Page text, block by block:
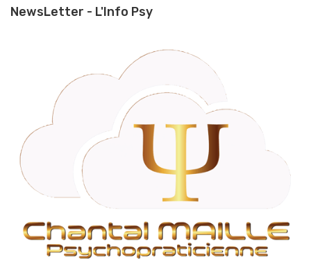
NewsLetter - L'Info Psy